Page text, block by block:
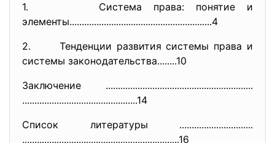
1. Система права: понятие и
элементы..........................................................4
2. Тенденции развития системы права и
системы законодательства........10
Заключение ............................................................
...............................................14
Список литературы ..............................
................................................................16